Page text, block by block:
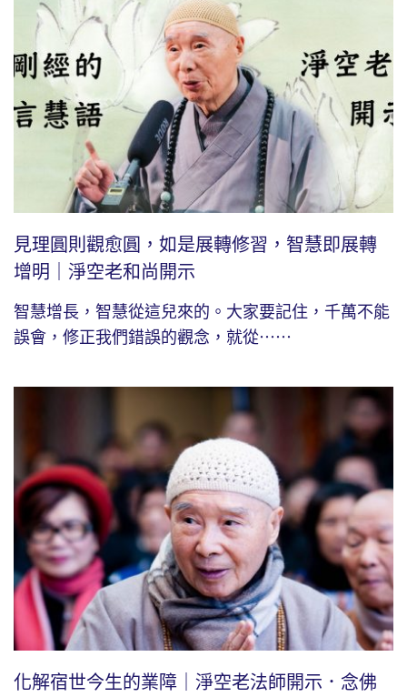
見理圓則觀愈圓，如是展轉修習，智慧即展轉
增明｜淨空老和尚開示
智慧增長，智慧從這兒來的。大家要記住，千萬不能
誤會，修正我們錯誤的觀念，就從⋯⋯
化解宿世今生的業障｜淨空老法師開示．念佛